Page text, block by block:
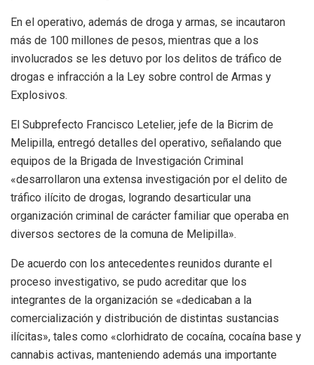
En el operativo, además de droga y armas, se incautaron
más de 100 millones de pesos, mientras que a los
involucrados se les detuvo por los delitos de tráfico de
drogas e infracción a la Ley sobre control de Armas y
Explosivos.
El Subprefecto Francisco Letelier, jefe de la Bicrim de
Melipilla, entregó detalles del operativo, señalando que
equipos de la Brigada de Investigación Criminal
«desarrollaron una extensa investigación por el delito de
tráfico ilícito de drogas, logrando desarticular una
organización criminal de carácter familiar que operaba en
diversos sectores de la comuna de Melipilla».
De acuerdo con los antecedentes reunidos durante el
proceso investigativo, se pudo acreditar que los
integrantes de la organización se «dedicaban a la
comercialización y distribución de distintas sustancias
ilícitas», tales como «clorhidrato de cocaína, cocaína base y
cannabis activas, manteniendo además una importante